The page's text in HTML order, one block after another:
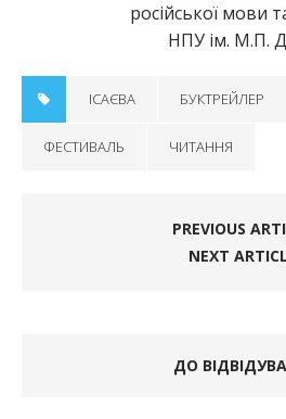
російської мови
НПУ ім. М.П.
ІСАЄВА БУКТРЕЙЛЕР
ФЕСТИВАЛЬ ЧИТАННЯ
PREVIOUS
NEXT
ДО